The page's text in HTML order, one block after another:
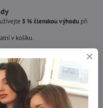
5 % členskou výhodu při
v košíku.
?
doskladníme!